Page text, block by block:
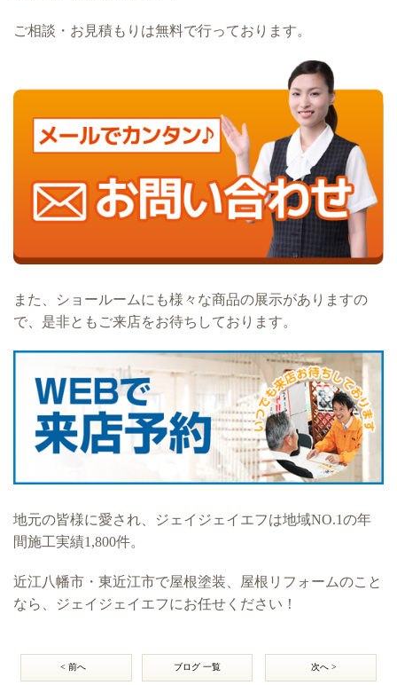
ご相談・お見積もりは無料で行っております。
また、ショールームにも様々な商品の展示がありますの
で、是非ともご来店をお待ちしております。
地元の皆様に愛され、ジェイジェイエフは地域NO.1の年
間施工実績1,800件。
近江八幡市・東近江市で屋根塗装、屋根リフォームのこと
なら、ジェイジェイエフにお任せください！
< 前へ ブログ 一覧 次へ >